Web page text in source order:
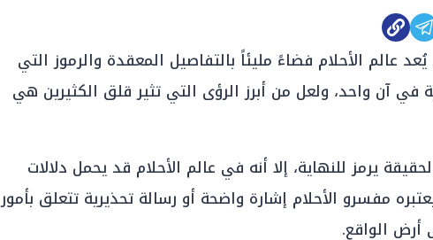
عالم الأحلام فضاءً مليئاً بالتفاصيل المعقدة والرموز التي
في آن واحد، ولعل من أبرز الرؤى التي تثير قلق الكثيرين هي
يرمز للنهاية، إلا أنه في عالم الأحلام قد يحمل دلالات
مفسرو الأحلام إشارة واضحة أو رسالة تحذيرية تتعلق بأمور
أرض الواقع.